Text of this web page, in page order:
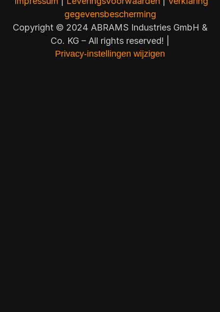
gegevensbescherming
Copyright © 2024 ABRAMS Industries GmbH &
Co. KG – All rights reserved! |
Privacy-instellingen wijzigen